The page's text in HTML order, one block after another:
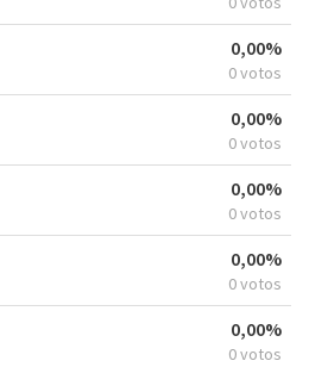
0,00%
0 votos
0,00%
0 votos
0,00%
0 votos
0,00%
0 votos
0,00%
0 votos